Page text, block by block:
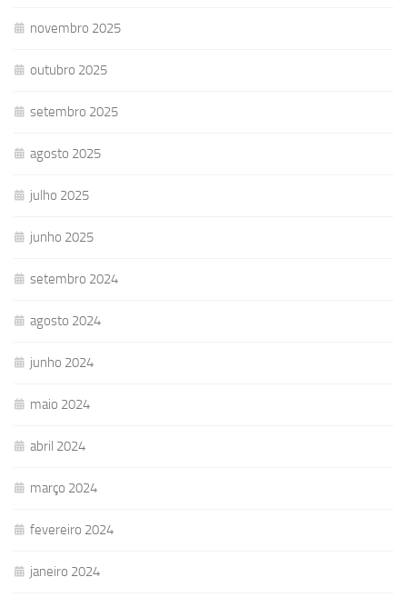
novembro 2025
outubro 2025
setembro 2025
agosto 2025
julho 2025
junho 2025
setembro 2024
agosto 2024
junho 2024
maio 2024
abril 2024
março 2024
fevereiro 2024
janeiro 2024